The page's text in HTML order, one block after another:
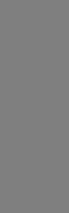
marron
en nubuck